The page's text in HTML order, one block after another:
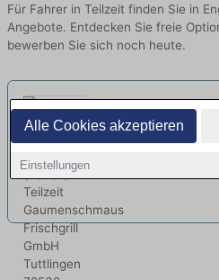
Alle Cookies akzeptieren
Einstellungen
Für Fahrer in Teilzeit finden Sie in
Angebote. Entdecken Sie freie
bewerben Sie sich noch heute.
Lieferfahrer /
(m/w/d) in
Gaumenschmaus